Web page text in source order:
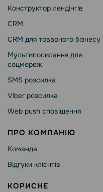
Конструктор лендінгів
CRM
CRM для товарного бізнесу
Мультипосилання для
соцмереж
SMS розсилка
Viber розсилка
Web push сповіщення
ПРО КОМПАНІЮ
Команда
Відгуки клієнтів
КОРИСНЕ